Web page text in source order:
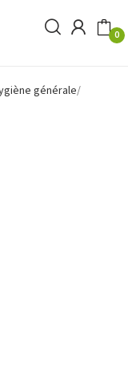
0
générale